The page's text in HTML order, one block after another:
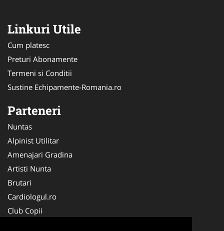
Linkuri Utile
Cum platesc
Preturi Abonamente
Termeni si Conditii
Sustine Echipamente-Romania.ro
Parteneri
Nuntas
Alpinist Utilitar
Amenajari Gradina
Artisti Nunta
Brutari
Cardiologul.ro
Club Copii